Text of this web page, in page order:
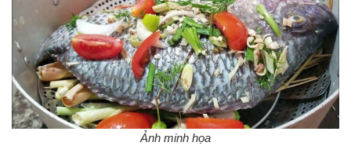
Ảnh minh họa